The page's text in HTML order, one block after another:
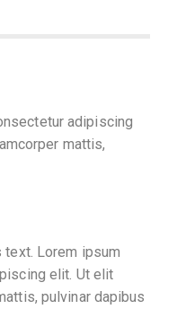
adipiscing
mattis,
text. Lorem ipsum
elit. Ut elit
pulvinar dapibus